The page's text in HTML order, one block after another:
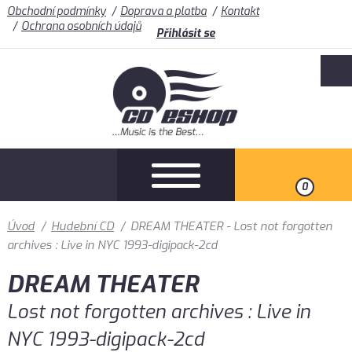
Obchodní podmínky Doprava a platba
Kontakt
Ochrana osobních údajů
Přihlásit se
0
Úvod / Hudební CD / DREAM THEATER - Lost not forgotten
archives : Live in NYC 1993-digipack-2cd
DREAM THEATER
Lost not forgotten archives : Live in
NYC 1993-digipack-2cd